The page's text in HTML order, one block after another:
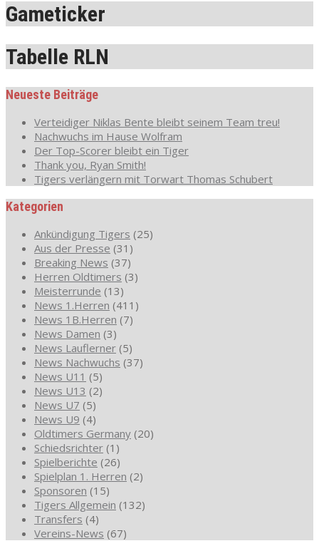
Gameticker
Tabelle RLN
Neueste Beiträge
Verteidiger Niklas Bente bleibt seinem Team treu!
Nachwuchs im Hause Wolfram
Der Top-Scorer bleibt ein Tiger
Thank you, Ryan Smith!
Tigers verlängern mit Torwart Thomas Schubert
Kategorien
Ankündigung Tigers (25)
Aus der Presse (31)
Breaking News (37)
Herren Oldtimers (3)
Meisterrunde (13)
News 1.Herren (411)
News 1B.Herren (7)
News Damen (3)
News Lauflerner (5)
News Nachwuchs (37)
News U11 (5)
News U13 (2)
News U7 (5)
News U9 (4)
Oldtimers Germany (20)
Schiedsrichter (1)
Spielberichte (26)
Spielplan 1. Herren (2)
Sponsoren (15)
Tigers Allgemein (132)
Transfers (4)
Vereins-News (67)